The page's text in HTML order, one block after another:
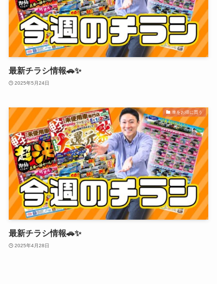
最新チラシ情報🚗✨
2025年5月24日
車をお得に買う
最新チラシ情報🚗✨
2025年4月28日